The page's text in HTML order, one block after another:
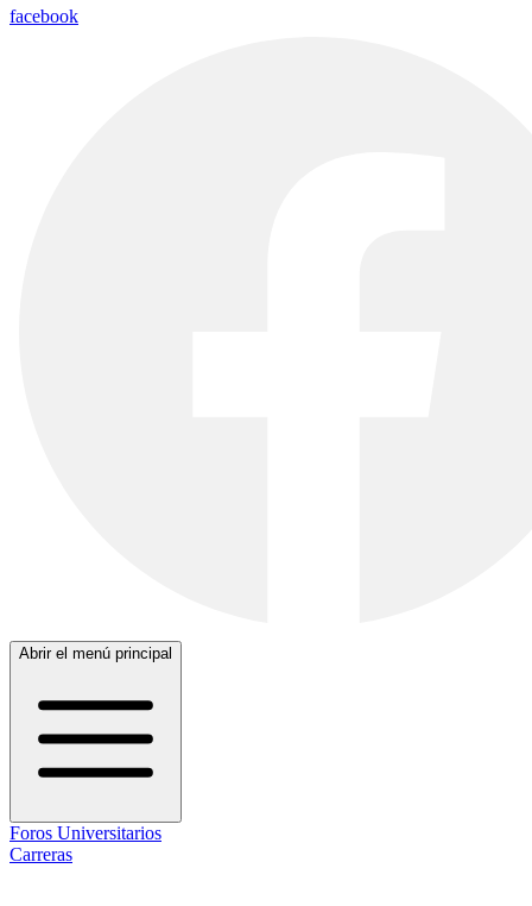
facebook
Abrir el menú principal
Foros Universitarios
Carreras